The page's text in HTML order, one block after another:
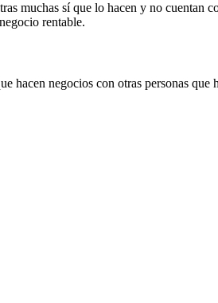
muchas sí que lo hacen y no
rentable.
hacen negocios con otras personas